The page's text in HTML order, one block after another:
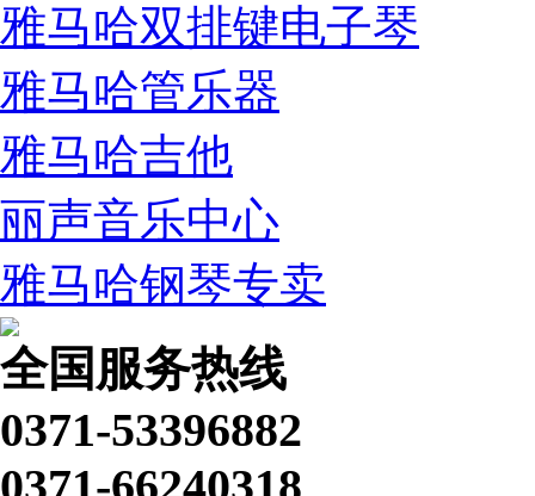
雅马哈双排键电子琴
雅马哈管乐器
雅马哈吉他
丽声音乐中心
雅马哈钢琴专卖
全国服务热线
0371-53396882